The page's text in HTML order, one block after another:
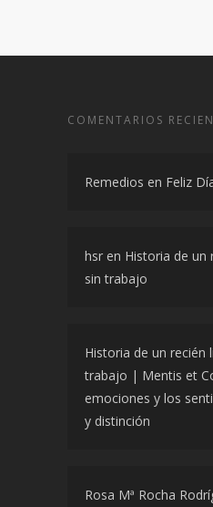
COMENTARIOS
Remedios en Feliz
hsr en Historia de un
sin trabajo
Historia de un recién
trabajo | Mentis et
emociones y los
y distinción
Rosa Mª Rocha